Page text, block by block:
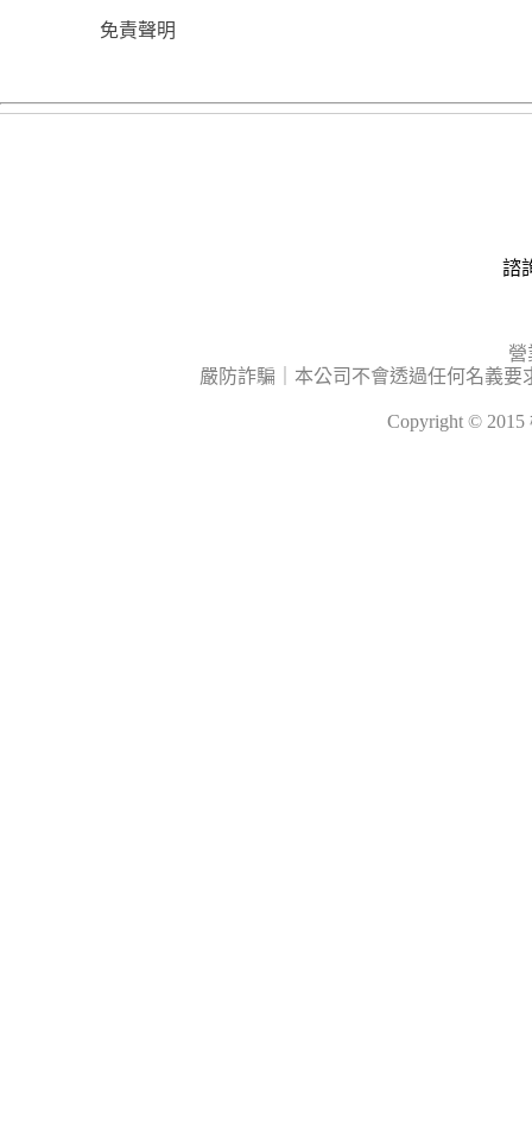
免責聲明
諮
營
嚴防詐騙｜本公司不會透過任何名義
Copyright ©